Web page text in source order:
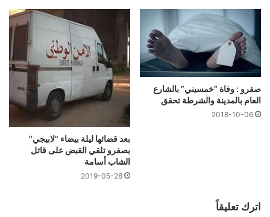
صفرو : وفاة “خمسيني” بالشارع
العام بالمدينة والشرطة تحقق
2018-10-06
بعد قضائها ليلة بيضاء "لابيجي"
بصفرو تلقي القبض على قاتل
الشاب أسامة
2019-05-28
اترك تعليقاً